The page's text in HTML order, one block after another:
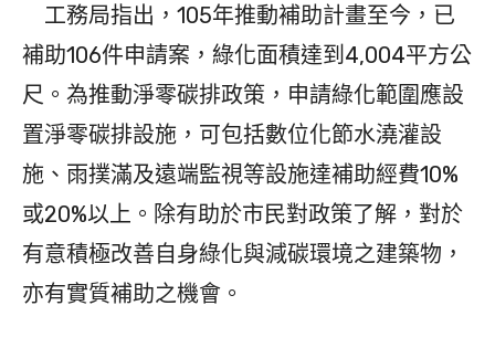
工務局指出，105年推動補助計畫至今，已
補助106件申請案，綠化面積達到4,004平方公
尺。為推動淨零碳排政策，申請綠化範圍應設
置淨零碳排設施，可包括數位化節水澆灌設
施、雨撲滿及遠端監視等設施達補助經費10%
或20%以上。除有助於市民對政策了解，對於
有意積極改善自身綠化與減碳環境之建築物，
亦有實質補助之機會。